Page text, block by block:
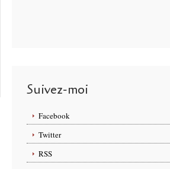
Suivez-moi
Facebook
Twitter
RSS